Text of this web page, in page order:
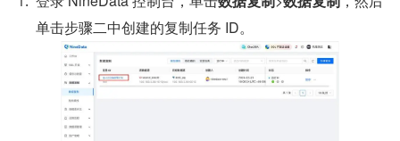
单击步骤二中创建的复制任务 ID。